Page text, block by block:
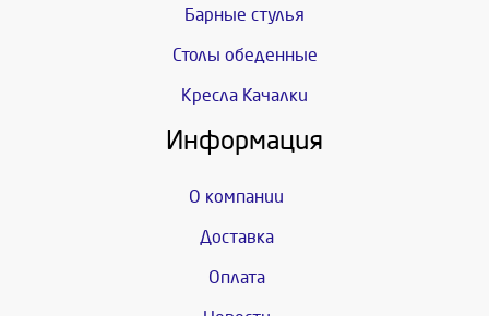
Барные стулья
Столы обеденные
Кресла Качалки
Информация
О компании
Доставка
Оплата